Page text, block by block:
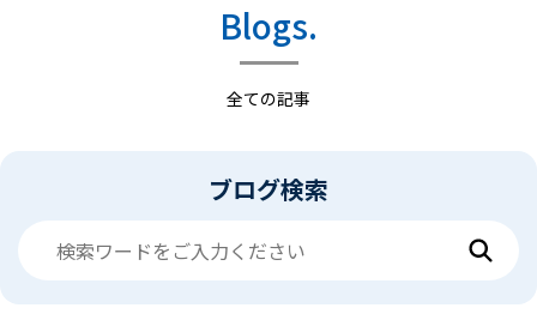
Blogs.
全ての記事
ブログ検索